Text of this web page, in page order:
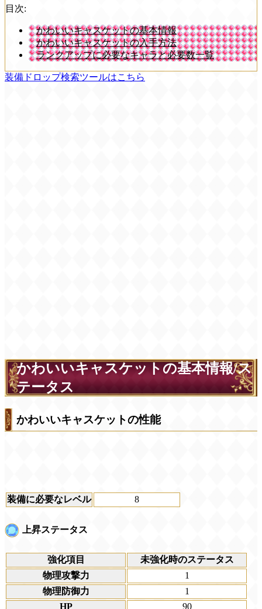
目次:
かわいいキャスケットの基本情報
かわいいキャスケットの入手方法
ランクアップに必要なキャラと必要数一覧
装備ドロップ検索ツールはこちら
かわいいキャスケットの基本情報/ス
テータス
かわいいキャスケットの性能
装備に必要なレベル 8
上昇ステータス
強化項目
未強化時のステータス
物理攻撃力
1
物理防御力
1
HP
90